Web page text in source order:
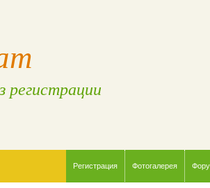
регистрации
Регистрация Фотогалерея